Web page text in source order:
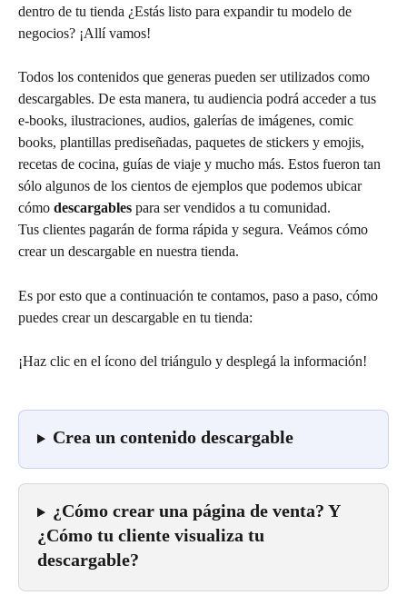
dentro de tu tienda ¿Estás listo para expandir tu modelo de
negocios? ¡Allí vamos!
Todos los contenidos que generas pueden ser utilizados como
descargables. De esta manera, tu audiencia podrá acceder a tus
e-books, ilustraciones, audios, galerías de imágenes, comic
books, plantillas prediseñadas, paquetes de stickers y emojis,
recetas de cocina, guías de viaje y mucho más. Estos fueron tan
sólo algunos de los cientos de ejemplos que podemos ubicar
cómo descargables para ser vendidos a tu comunidad.
Tus clientes pagarán de forma rápida y segura. Veámos cómo
crear un descargable en nuestra tienda.
Es por esto que a continuación te contamos, paso a paso, cómo
puedes crear un descargable en tu tienda:
¡Haz clic en el ícono del triángulo y desplegá la información!
Crea un contenido descargable
¿Cómo crear una página de venta? Y
¿Cómo tu cliente visualiza tu
descargable?